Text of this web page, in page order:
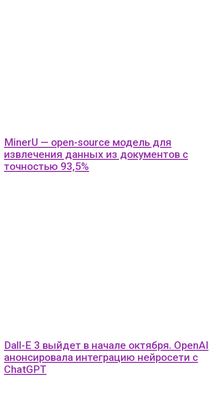
MinerU — open-source модель для
извлечения данных из документов с
точностью 93,5%
Dall-E 3 выйдет в начале октября. OpenAI
анонсировала интеграцию нейросети с
ChatGPT